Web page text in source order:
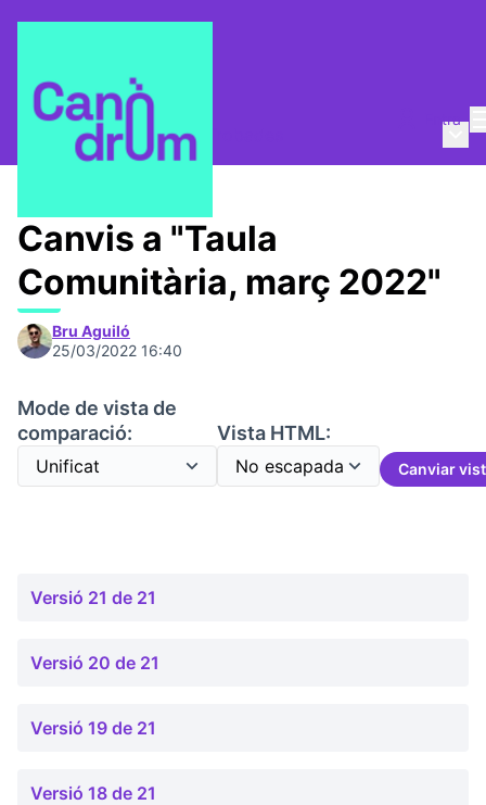
Entra
Taula Comunitària / 📅 Trobades
Canvis a "Taula
Comunitària, març 2022"
Bru Aguiló
25/03/2022 16:40
Mode de vista de
comparació:
Vista HTML:
Canviar
Versió 21 de 21
Versió 20 de 21
Versió 19 de 21
Versió 18 de 21